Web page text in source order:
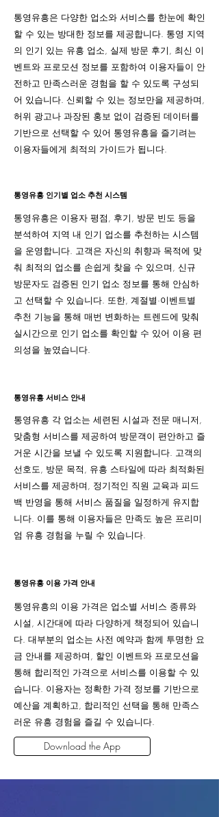
통영유흥은 다양한 업소와 서비스를 한눈에 확인
할 수 있는 방대한 정보를 제공합니다. 통영 지역
의 인기 있는 유흥 업소, 실제 방문 후기, 최신 이
벤트와 프로모션 정보를 포함하여 이용자들이 안
전하고 만족스러운 경험을 할 수 있도록 구성되
어 있습니다. 신뢰할 수 있는 정보만을 제공하며,
허위 광고나 과장된 홍보 없이 검증된 데이터를
기반으로 선택할 수 있어 통영유흥을 즐기려는
이용자들에게 최적의 가이드가 됩니다.
통영유흥 인기별 업소 추천 시스템
통영유흥은 이용자 평점, 후기, 방문 빈도 등을
분석하여 지역 내 인기 업소를 추천하는 시스템
을 운영합니다. 고객은 자신의 취향과 목적에 맞
춰 최적의 업소를 손쉽게 찾을 수 있으며, 신규
방문자도 검증된 인기 업소 정보를 통해 안심하
고 선택할 수 있습니다. 또한, 계절별·이벤트별
추천 기능을 통해 매번 변화하는 트렌드에 맞춰
실시간으로 인기 업소를 확인할 수 있어 이용 편
의성을 높였습니다.
통영유흥 서비스 안내
통영유흥 각 업소는 세련된 시설과 전문 매니저,
맞춤형 서비스를 제공하여 방문객이 편안하고 즐
거운 시간을 보낼 수 있도록 지원합니다. 고객의
선호도, 방문 목적, 유흥 스타일에 따라 최적화된
서비스를 제공하며, 정기적인 직원 교육과 피드
백 반영을 통해 서비스 품질을 일정하게 유지합
니다. 이를 통해 이용자들은 만족도 높은 프리미
엄 유흥 경험을 누릴 수 있습니다.
통영유흥 이용 가격 안내
통영유흥의 이용 가격은 업소별 서비스 종류와
시설, 시간대에 따라 다양하게 책정되어 있습니
다. 대부분의 업소는 사전 예약과 함께 투명한 요
금 안내를 제공하며, 할인 이벤트와 프로모션을
통해 합리적인 가격으로 서비스를 이용할 수 있
습니다. 이용자는 정확한 가격 정보를 기반으로
예산을 계획하고, 합리적인 선택을 통해 만족스
러운 유흥 경험을 즐길 수 있습니다.
Download the App